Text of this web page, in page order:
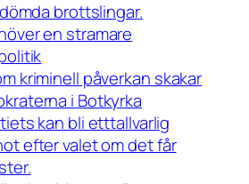
brottslingar.
en stramare
kriminell påverkan skakar
i Botkyrka
kan bli etttallvarlig
efter valet om det får